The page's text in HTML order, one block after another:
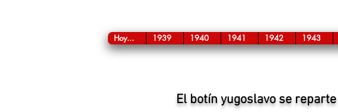
Hoy... 1939 1940 1941 1942 1943
El botín yugoslavo se reparte